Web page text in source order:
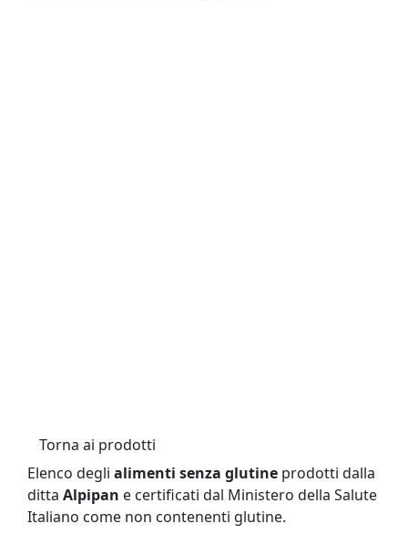
Torna ai prodotti
Elenco degli alimenti senza glutine prodotti dalla
ditta Alpipan e certificati dal Ministero della Salute
Italiano come non contenenti glutine.